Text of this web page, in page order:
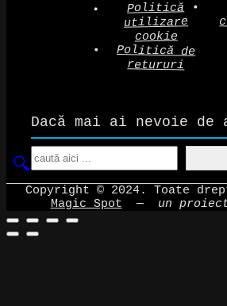
Politică
utilizare
cookie
Politică de
retururi
Dacă mai ai nevoie
Copyright © 2024. Toate
Magic Spot — un proiect